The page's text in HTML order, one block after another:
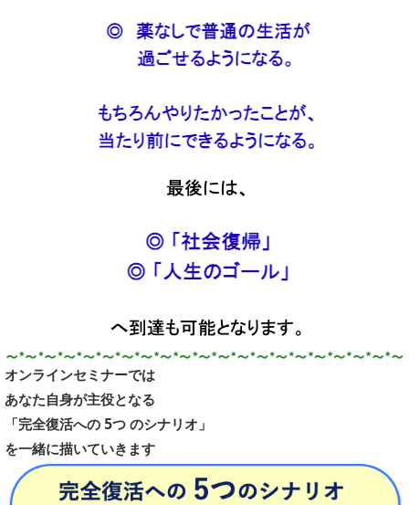
オンラインセミナーでは
あなた自身が主役となる
「完全復活への 5つ のシナリオ」
を一緒に描いていきます